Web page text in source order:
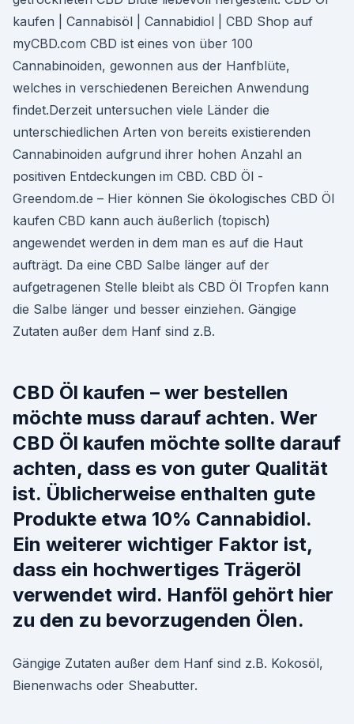
kaufen | Cannabisöl | Cannabidiol | CBD Shop auf
myCBD.com CBD ist eines von über 100
Cannabinoiden, gewonnen aus der Hanfblüte,
welches in verschiedenen Bereichen Anwendung
findet.Derzeit untersuchen viele Länder die
unterschiedlichen Arten von bereits existierenden
Cannabinoiden aufgrund ihrer hohen Anzahl an
positiven Entdeckungen im CBD. CBD Öl -
Greendom.de – Hier können Sie ökologisches CBD Öl
kaufen CBD kann auch äußerlich (topisch)
angewendet werden in dem man es auf die Haut
aufträgt. Da eine CBD Salbe länger auf der
aufgetragenen Stelle bleibt als CBD Öl Tropfen kann
die Salbe länger und besser einziehen. Gängige
Zutaten außer dem Hanf sind z.B.
CBD Öl kaufen – wer bestellen
möchte muss darauf achten. Wer
CBD Öl kaufen möchte sollte darauf
achten, dass es von guter Qualität
ist. Üblicherweise enthalten gute
Produkte etwa 10% Cannabidiol.
Ein weiterer wichtiger Faktor ist,
dass ein hochwertiges Trägeröl
verwendet wird. Hanföl gehört hier
zu den zu bevorzugenden Ölen.
Gängige Zutaten außer dem Hanf sind z.B. Kokosöl,
Bienenwachs oder Sheabutter.